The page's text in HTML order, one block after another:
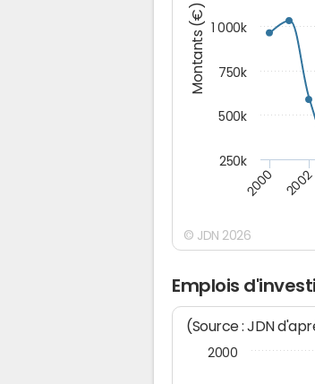
Montants (€)
2000 2002
250k
500k
750k
1 000k
© JDN 2026
Emplois
(Source : JDN
2000